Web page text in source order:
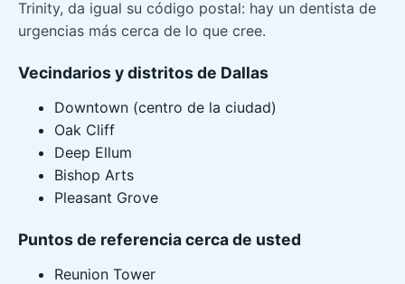
Trinity, da igual su código postal: hay un dentista de
urgencias más cerca de lo que cree.
Vecindarios y distritos de Dallas
Downtown (centro de la ciudad)
Oak Cliff
Deep Ellum
Bishop Arts
Pleasant Grove
Puntos de referencia cerca de usted
Reunion Tower